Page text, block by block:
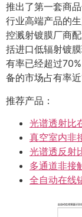
推出了第一套商
行业高端产品的
控溅射镀膜厂商
括进口低辐射镀
有率已经超过
备的市场占有率近
推荐产品：
光谱透射比
真空室内非
光谱透反射
多通道非接
全自动在线